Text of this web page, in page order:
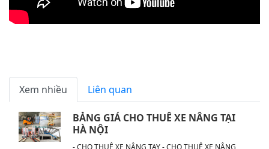
Xem nhiều Liên quan
BẢNG GIÁ CHO THUÊ XE NÂNG TẠI
HÀ NỘI
- CHO THUÊ XE NÂNG TAY - CHO THUÊ XE NÂNG